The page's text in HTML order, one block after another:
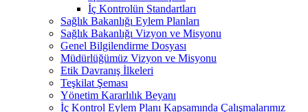
İç Kontrolün Standartları
Sağlık Bakanlığı Eylem Planları
Sağlık Bakanlığı Vizyon ve Misyonu
Genel Bilgilendirme Dosyası
Müdürlüğümüz Vizyon ve Misyonu
Etik Davranış İlkeleri
Teşkilat Şeması
Yönetim Kararlılık Beyanı
İç Kontrol Eylem Planı Kapsamında Çalışmalarımız